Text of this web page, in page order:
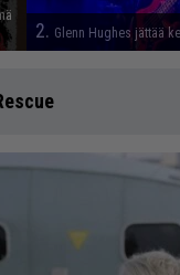
2. Glenn Hughes jättää